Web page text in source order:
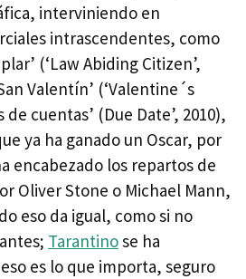
interviniendo en
intrascendentes, como
(‘Law Abiding Citizen’,
Valentín’ (‘Valentine´s
de cuentas’ (Due Date’, 2010),
ya ha ganado un Oscar, por
encabezado los repartos de
Oliver Stone o Michael Mann,
eso da igual, como si no
Tarantinose ha
es lo que importa, seguro